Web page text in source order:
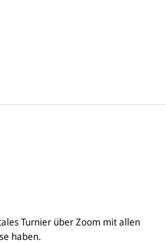
Turnier über Zoom mit allen
haben.